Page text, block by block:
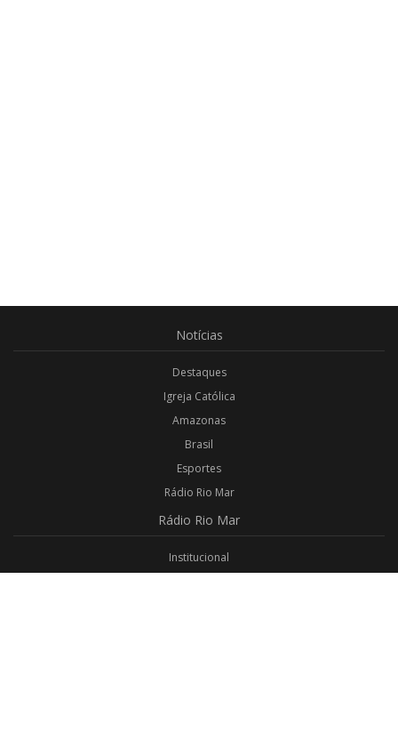
Notícias
Destaques
Igreja Católica
Amazonas
Brasil
Esportes
Rádio Rio Mar
Rádio Rio Mar
Institucional